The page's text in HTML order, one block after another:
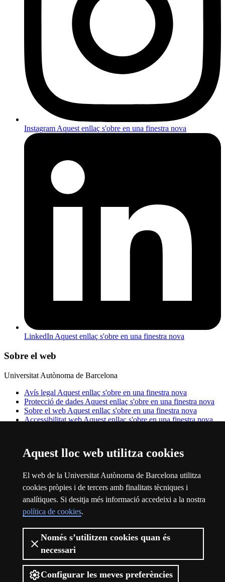
Aquest lloc web utilitza cookies
El web de la Universitat Autònoma de Barcelona utilitza
cookies pròpies i de tercers amb finalitats tècniques i
analítiques. Si desitja més informació accedeixi a la nostra
política de cookies.
Només s’utilitzen cookies quan és
necessari
Configurar les meves preferències
InstagramAquest enllaç s'obre en una finestra nova
LinkedInAquest enllaç s'obre en una finestra nova
Sobre el web
Universitat Autònoma de Barcelona
Avís legal Aquest enllaç s'obre en una finestra nova
Protecció de dades Aquest enllaç s'obre en una finestra nova
Sobre el web Aquest enllaç s'obre en una finestra nova
Accessibilitat webAquest enllaç s'obre en una finestra nova
internacional. Una universitat transformadora, solidària, diversa i
universitat de campus, amb les facultats i les escoles, els instituts de
úniques.
© 2026 Universitat Autònoma de Barcelona